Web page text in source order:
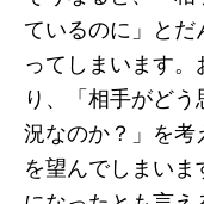
ているのに」と
ってしまいます
り、「相手がど
況なのか？」を考
を望んでしまいま